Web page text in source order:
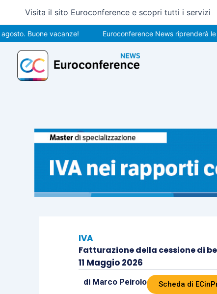
contenuto
Visita il sito Euroconference e scopri tutti i servizi
Buone vacanze! Euroconference News riprenderà le
IVA
Fatturazione della cessione di
11 Maggio 2026
di Marco Peirolo Scheda di